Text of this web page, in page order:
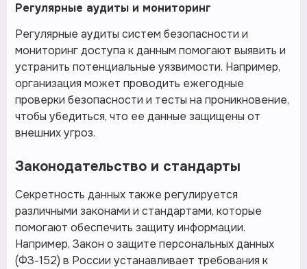
Регулярные аудиты и мониторинг
Регулярные аудиты систем безопасности и
мониторинг доступа к данным помогают выявить и
устранить потенциальные уязвимости. Например,
организация может проводить ежегодные
проверки безопасности и тесты на проникновение,
чтобы убедиться, что ее данные защищены от
внешних угроз.
Законодательство и стандарты
Секретность данных также регулируется
различными законами и стандартами, которые
помогают обеспечить защиту информации.
Например, Закон о защите персональных данных
(ФЗ-152) в России устанавливает требования к